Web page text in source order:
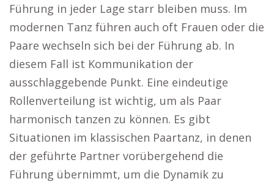
Führung in jeder Lage starr bleiben muss. Im
modernen Tanz führen auch oft Frauen oder die
Paare wechseln sich bei der Führung ab. In
diesem Fall ist Kommunikation der
ausschlaggebende Punkt. Eine eindeutige
Rollenverteilung ist wichtig, um als Paar
harmonisch tanzen zu können. Es gibt
Situationen im klassischen Paartanz, in denen
der geführte Partner vorübergehend die
Führung übernimmt, um die Dynamik zu